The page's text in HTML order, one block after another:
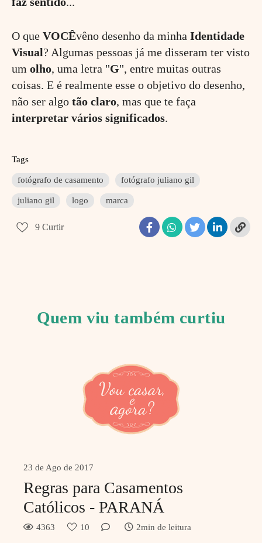
O que VOCÊvêno desenho da minha Identidade
Visual? Algumas pessoas já me disseram ter visto
um olho, uma letra "G", entre muitas outras
coisas. E é realmente esse o objetivo do desenho,
não ser algo tão claro, mas que te faça
interpretar vários significados.
Tags
fotógrafo de casamento fotógrafo juliano gil
juliano gil logo marca
9 Curtir
Quem viu também curtiu
23 de Ago de 2017
Regras para Casamentos
Católicos - PARANÁ
4363 10 2min de leitura